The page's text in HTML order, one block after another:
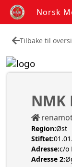
Norsk
Tilbake til
NMK
Region:Øst
Stiftet:
Adresse:c/o
Adresse 2: